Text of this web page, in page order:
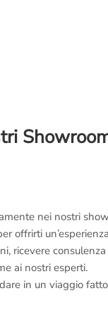
nei nostri
offrirti
ricevere
ai nostri esperti.
in un viaggio